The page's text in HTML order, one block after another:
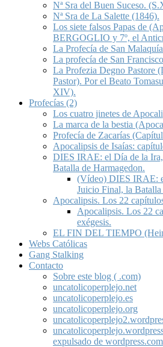
Nª Sra del Buen Suceso.
Nª Sra de La Salette (1846).
Los siete falsos Papas de
BERGOGLIO y 7º, el
La Profecía de San
La profecía de San
La Profezia Degno Pastore
Pastor). Por el Beato
XIV).
Profecías (2)
Los cuatro jinetes de
La marca de la bestia
Profecía de Zacarías
Apocalipsis de Isaías:
DIES IRAE: el Día de la
Batalla de Harmagedon.
(Vídeo) DIES IRAE:
Juicio Final, la
Apocalipsis. Los 22
Apocalipsis. Los 22
exégesis.
EL FIN DEL TIEMPO
Webs Católicas
Gang Stalking
Contacto
Sobre este blog ( .com)
uncatolicoperplejo.net
uncatolicoperplejo.es
uncatolicoperplejo.org
expulsado de wordpress.com